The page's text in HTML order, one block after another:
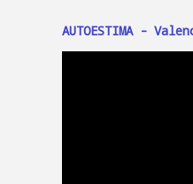
AUTOESTIMA -